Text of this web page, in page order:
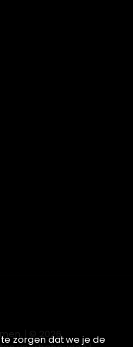
| © 2026
zorgen dat we je de